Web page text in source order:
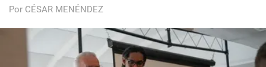
Por CÉSAR MENÉNDEZ